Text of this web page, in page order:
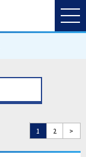
1 2 >